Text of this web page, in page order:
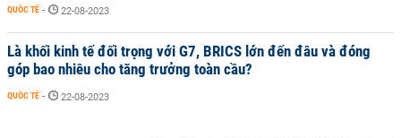
QUỐC TẾ - 22-08-2023
Là khối kinh tế đối trọng với G7, BRICS lớn đến đâu và đóng
góp bao nhiêu cho tăng trưởng toàn cầu?
QUỐC TẾ - 22-08-2023